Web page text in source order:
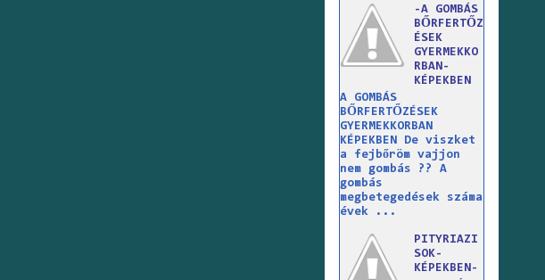
-A GOMBÁS
BŐRFERTŐZ
ÉSEK
GYERMEKKO
RBAN-
KÉPEKBEN
A GOMBÁS
BŐRFERTŐZÉSEK
GYERMEKKORBAN
KÉPEKBEN De viszket
a fejbőröm vajjon
nem gombás ?? A
gombás
megbetegedések száma
évek ...
PITYRIAZI
SOK-
KÉPEKBEN-